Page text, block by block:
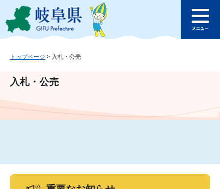
ジ
ュ
文
このページの本文へ
ュ
トップページ > 入札・公売
入札・公売